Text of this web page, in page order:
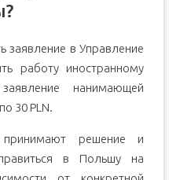
заявление в Управление
работу иностранному
нанимающей
30 PLN.
принимают решение и
в Польшу на